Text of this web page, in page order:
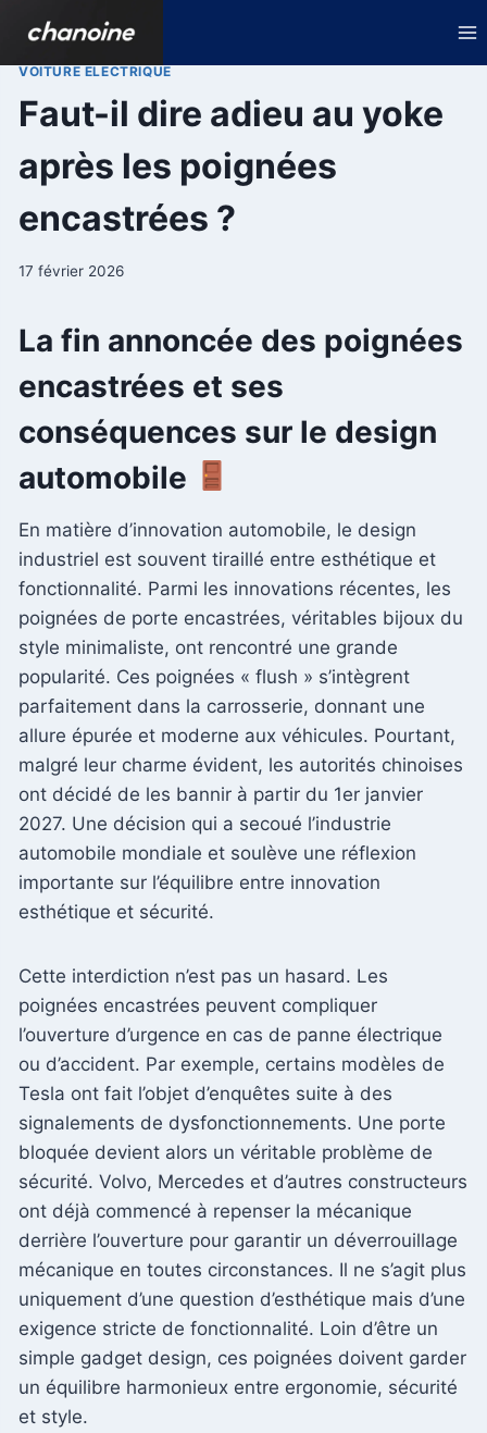
contenu
VOITURE ELECTRIQUE
Faut-il dire adieu au yoke
après les poignées
encastrées ?
17 février 2026
La fin annoncée des poignées
encastrées et ses
conséquences sur le design
automobile
En matière d’innovation automobile, le design
industriel est souvent tiraillé entre esthétique et
fonctionnalité. Parmi les innovations récentes, les
poignées de porte encastrées, véritables bijoux du
style minimaliste, ont rencontré une grande
popularité. Ces poignées « flush » s’intègrent
parfaitement dans la carrosserie, donnant une
allure épurée et moderne aux véhicules. Pourtant,
malgré leur charme évident, les autorités chinoises
ont décidé de les bannir à partir du 1er janvier
2027. Une décision qui a secoué l’industrie
automobile mondiale et soulève une réflexion
importante sur l’équilibre entre innovation
esthétique et sécurité.
Cette interdiction n’est pas un hasard. Les
poignées encastrées peuvent compliquer
l’ouverture d’urgence en cas de panne électrique
ou d’accident. Par exemple, certains modèles de
Tesla ont fait l’objet d’enquêtes suite à des
signalements de dysfonctionnements. Une porte
bloquée devient alors un véritable problème de
sécurité. Volvo, Mercedes et d’autres constructeurs
ont déjà commencé à repenser la mécanique
derrière l’ouverture pour garantir un déverrouillage
mécanique en toutes circonstances. Il ne s’agit plus
uniquement d’une question d’esthétique mais d’une
exigence stricte de fonctionnalité. Loin d’être un
simple gadget design, ces poignées doivent garder
un équilibre harmonieux entre ergonomie, sécurité
et style.